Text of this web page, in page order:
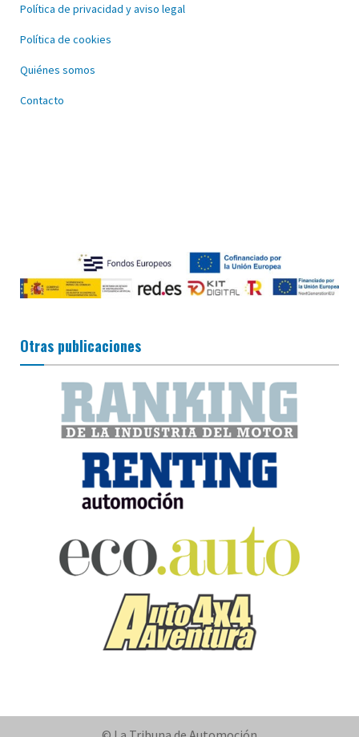
Política de privacidad y aviso legal
Política de cookies
Quiénes somos
Contacto
Otras publicaciones